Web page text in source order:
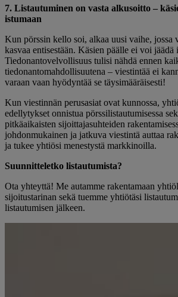
7. Listautuminen on vasta alkusoitto –
istumaan
Kun pörssin kello soi, alkaa uusi vaihe, jossa
kasvaa entisestään. Käsien päälle ei voi jäädä
Tiedonantovelvollisuus tulisi nähdä ennen
tiedonantomahdollisuutena – viestintää ei
varaan vaan hyödyntää se täysimääräisesti!
Kun viestinnän perusasiat ovat kunnossa,
edellytykset onnistua pörssilistautumisessa
pitkäaikaisten sijoittajasuhteiden
johdonmukainen ja jatkuva viestintä auttaa
ja tukee yhtiösi menestystä markkinoilla.
Suunnitteletko listautumista?
Ota yhteyttä! Me autamme rakentamaan
sijoitustarinan sekä tuemme yhtiötäsi
listautumisen jälkeen.